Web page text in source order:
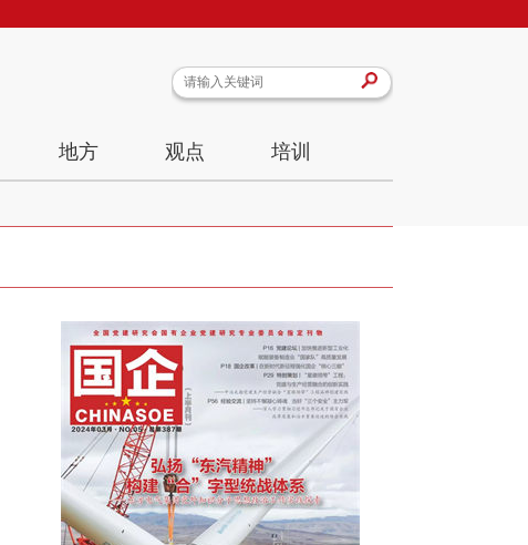
地方 观点 培训